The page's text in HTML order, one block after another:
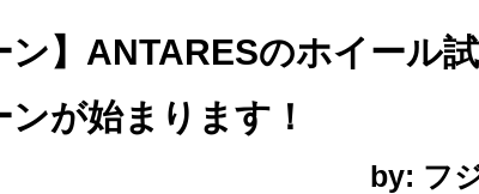
ン】ANTARESのホイール
が始まります！
by: フ